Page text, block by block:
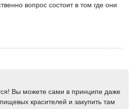
вопрос состоит в том где они
Вы можете сами в принципе даже
красителей и закупить там